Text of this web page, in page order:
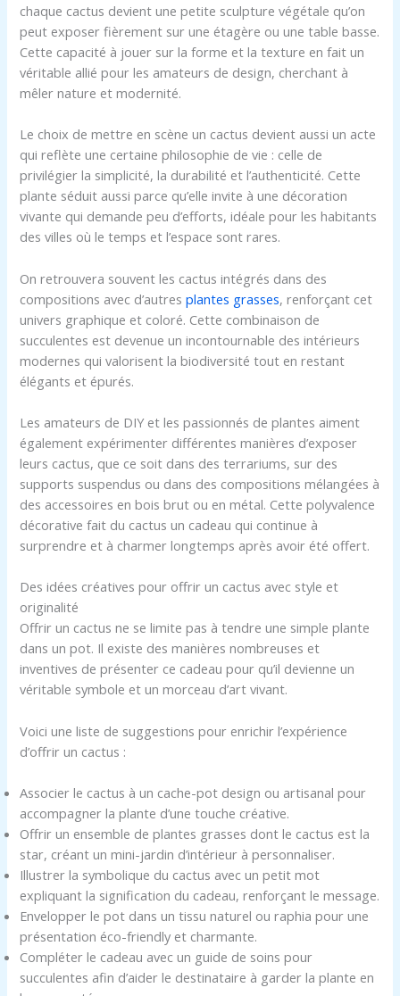
chaque cactus devient une petite sculpture végétale qu’on
peut exposer fièrement sur une étagère ou une table basse.
Cette capacité à jouer sur la forme et la texture en fait un
véritable allié pour les amateurs de design, cherchant à
mêler nature et modernité.
Le choix de mettre en scène un cactus devient aussi un acte
qui reflète une certaine philosophie de vie : celle de
privilégier la simplicité, la durabilité et l’authenticité. Cette
plante séduit aussi parce qu’elle invite à une décoration
vivante qui demande peu d’efforts, idéale pour les habitants
des villes où le temps et l’espace sont rares.
On retrouvera souvent les cactus intégrés dans des
compositions avec d’autresplantes grasses, renforçant cet
univers graphique et coloré. Cette combinaison de
succulentes est devenue un incontournable des intérieurs
modernes qui valorisent la biodiversité tout en restant
élégants et épurés.
Les amateurs de DIY et les passionnés de plantes aiment
également expérimenter différentes manières d’exposer
leurs cactus, que ce soit dans des terrariums, sur des
supports suspendus ou dans des compositions mélangées à
des accessoires en bois brut ou en métal. Cette polyvalence
décorative fait du cactus un cadeau qui continue à
surprendre et à charmer longtemps après avoir été offert.
Des idées créatives pour offrir un cactus avec style et
originalité
Offrir un cactus ne se limite pas à tendre une simple plante
dans un pot. Il existe des manières nombreuses et
inventives de présenter ce cadeau pour qu’il devienne un
véritable symbole et un morceau d’art vivant.
Voici une liste de suggestions pour enrichir l’expérience
d’offrir un cactus :
Associer le cactus à un cache-pot design ou artisanal pour
accompagner la plante d’une touche créative.
Offrir un ensemble de plantes grasses dont le cactus est la
star, créant un mini-jardin d’intérieur à personnaliser.
Illustrer la symbolique du cactus avec un petit mot
expliquant la signification du cadeau, renforçant le message.
Envelopper le pot dans un tissu naturel ou raphia pour une
présentation éco-friendly et charmante.
Compléter le cadeau avec un guide de soins pour
succulentes afin d’aider le destinataire à garder la plante en